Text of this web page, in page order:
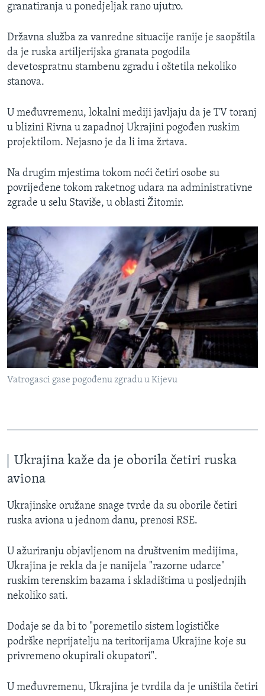
granatiranja u ponedjeljak rano ujutro.
Državna služba za vanredne situacije ranije je saopštila
da je ruska artiljerijska granata pogodila
devetospratnu stambenu zgradu i oštetila nekoliko
stanova.
U međuvremenu, lokalni mediji javljaju da je TV toranj
u blizini Rivna u zapadnoj Ukrajini pogođen ruskim
projektilom. Nejasno je da li ima žrtava.
Na drugim mjestima tokom noći četiri osobe su
povrijeđene tokom raketnog udara na administrativne
zgrade u selu Staviše, u oblasti Žitomir.
Vatrogasci gase pogođenu zgradu u Kijevu
Ukrajina kaže da je oborila četiri ruska
aviona
Ukrajinske oružane snage tvrde da su oborile četiri
ruska aviona u jednom danu, prenosi RSE.
U ažuriranju objavljenom na društvenim medijima,
Ukrajina je rekla da je nanijela "razorne udarce"
ruskim terenskim bazama i skladištima u posljednjih
nekoliko sati.
Dodaje se da bi to "poremetilo sistem logističke
podrške neprijatelju na teritorijama Ukrajine koje su
privremeno okupirali okupatori".
U međuvremenu, Ukrajina je tvrdila da je uništila četiri